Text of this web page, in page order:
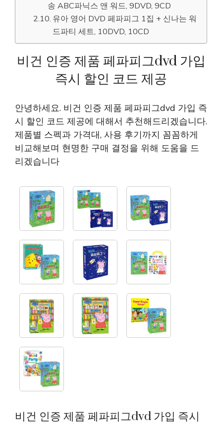
송 ABC파닉스 앤 워드, 9DVD, 9CD
유아 영어 DVD 페파피그 1집 + 신나는 워
드파티 세트, 10DVD, 10CD
비건 인증 제품 페파피그dvd 가입
즉시 할인 코드 제공
안녕하세요. 비건 인증 제품 페파피그dvd 가입 즉
시 할인 코드 제공에 대해서 추천해드리겠습니다.
제품별 스펙과 가격대, 사용 후기까지 꼼꼼하게
비교해보며 현명한 구매 결정을 위해 도움을 드
리겠습니다
비건 인증 제품 페파피그dvd 가입 즉시